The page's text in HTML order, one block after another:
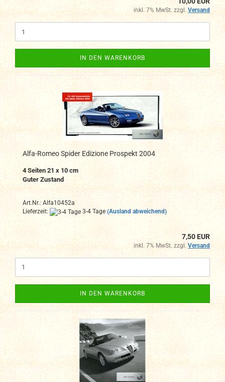
inkl. 7% MwSt. zzgl. Versand
IN DEN WARENKORB
Alfa-Romeo Spider Edizione Prospekt 2004
4 Seiten 21 x 10 cm
Guter Zustand
Art.Nr.: Alfa10452a
Lieferzeit:
3-4 Tage (Ausland abweichend)
7,50 EUR
inkl. 7% MwSt. zzgl. Versand
IN DEN WARENKORB